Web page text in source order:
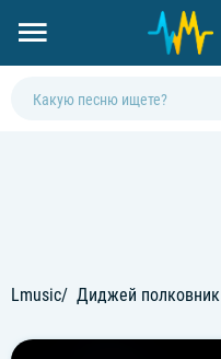
Lmusic Диджей полковник